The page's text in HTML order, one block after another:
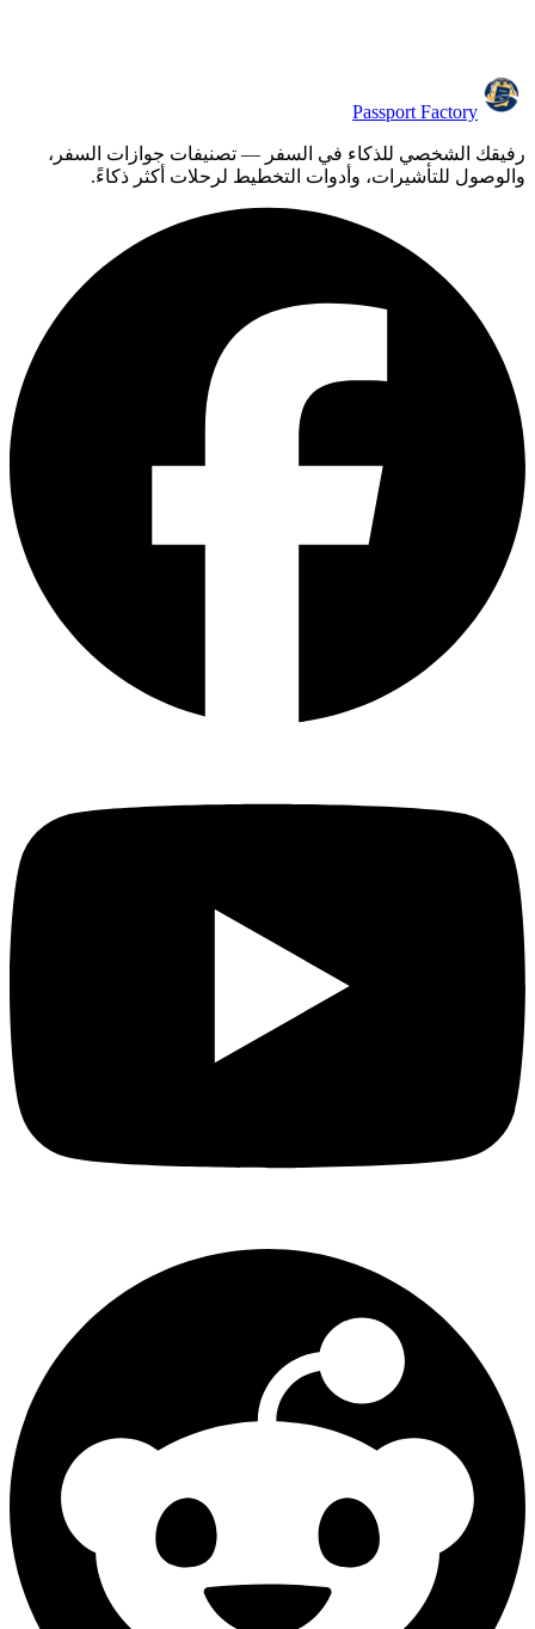
Passport Factory
رفيقك الشخصي للذكاء في السفر — تصنيفات جوازات السفر،
والوصول للتأشيرات، وأدوات التخطيط لرحلات أكثر ذكاءً.